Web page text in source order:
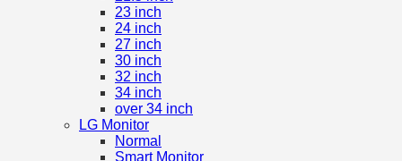
23 inch
24 inch
27 inch
30 inch
32 inch
34 inch
over 34 inch
LG Monitor
Normal
Smart Monitor